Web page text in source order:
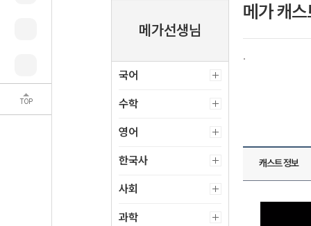
TOP
메가선생님
국어
수학
영어
한국사
사회
과학
메가 캐스
캐스트 정보